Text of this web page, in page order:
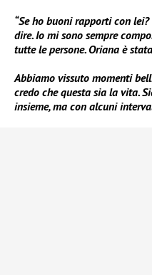
“Se ho buoni rapporti con
dire. Io mi sono sempre
tutte le persone. Oriana è
Abbiamo vissuto momenti
credo che questa sia la vita.
insieme, ma con alcuni